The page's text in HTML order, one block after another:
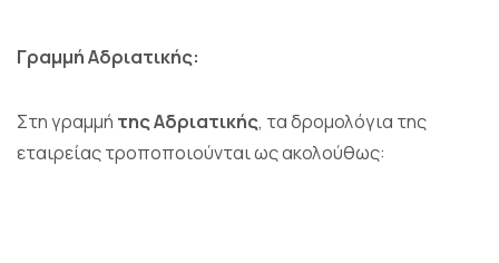
Γραμμή Αδριατικής:
Στη γραμμή της Αδριατικής, τα δρομολόγια της
εταιρείας τροποποιούνται ως ακολούθως: